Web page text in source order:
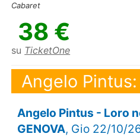
Cabaret
38 €
su TicketOne
Angelo
Angelo Pintus - Loro
GENOVA, Gio 22/10/